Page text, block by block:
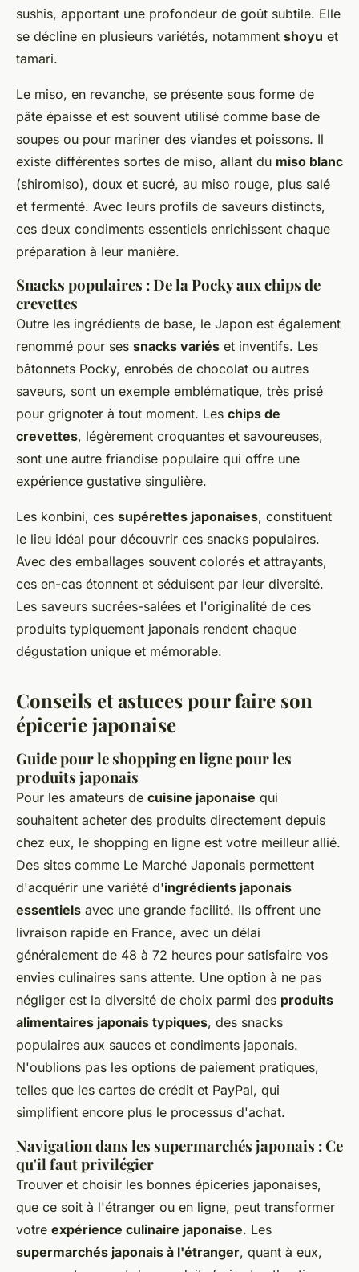
sushis, apportant une profondeur de goût subtile. Elle
se décline en plusieurs variétés, notamment shoyu et
tamari.
Le miso, en revanche, se présente sous forme de
pâte épaisse et est souvent utilisé comme base de
soupes ou pour mariner des viandes et poissons. Il
existe différentes sortes de miso, allant du miso blanc
(shiromiso), doux et sucré, au miso rouge, plus salé
et fermenté. Avec leurs profils de saveurs distincts,
ces deux condiments essentiels enrichissent chaque
préparation à leur manière.
Snacks populaires : De la Pocky aux chips de
crevettes
Outre les ingrédients de base, le Japon est également
renommé pour ses snacks variés et inventifs. Les
bâtonnets Pocky, enrobés de chocolat ou autres
saveurs, sont un exemple emblématique, très prisé
pour grignoter à tout moment. Les chips de
crevettes, légèrement croquantes et savoureuses,
sont une autre friandise populaire qui offre une
expérience gustative singulière.
Les konbini, ces supérettes japonaises, constituent
le lieu idéal pour découvrir ces snacks populaires.
Avec des emballages souvent colorés et attrayants,
ces en-cas étonnent et séduisent par leur diversité.
Les saveurs sucrées-salées et l'originalité de ces
produits typiquement japonais rendent chaque
dégustation unique et mémorable.
Conseils et astuces pour faire son
épicerie japonaise
Guide pour le shopping en ligne pour les
produits japonais
Pour les amateurs de cuisine japonaise qui
souhaitent acheter des produits directement depuis
chez eux, le shopping en ligne est votre meilleur allié.
Des sites comme Le Marché Japonais permettent
d'acquérir une variété d'ingrédients japonais
essentiels avec une grande facilité. Ils offrent une
livraison rapide en France, avec un délai
généralement de 48 à 72 heures pour satisfaire vos
envies culinaires sans attente. Une option à ne pas
négliger est la diversité de choix parmi des produits
alimentaires japonais typiques, des snacks
populaires aux sauces et condiments japonais.
N'oublions pas les options de paiement pratiques,
telles que les cartes de crédit et PayPal, qui
simplifient encore plus le processus d'achat.
Navigation dans les supermarchés japonais : Ce
qu'il faut privilégier
Trouver et choisir les bonnes épiceries japonaises,
que ce soit à l'étranger ou en ligne, peut transformer
votre expérience culinaire japonaise. Les
supermarchés japonais à l'étranger, quant à eux,